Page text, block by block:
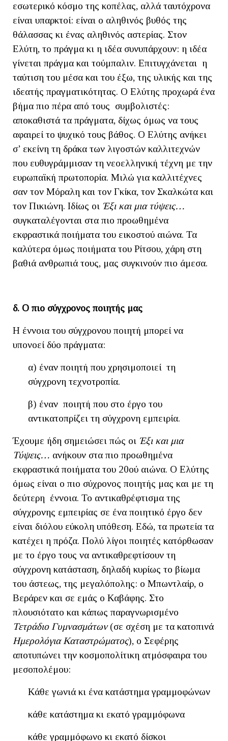
εσωτερικό κόσμο της κοπέλας, αλλά ταυτόχρονα
είναι υπαρκτοί: είναι ο αληθινός βυθός της
θάλασσας κι ένας αληθινός αστερίας. Στον
Ελύτη, το πράγμα κι η ιδέα συνυπάρχουν: η ιδέα
γίνεται πράγμα και τούμπαλιν. Επιτυγχάνεται η
ταύτιση του μέσα και του έξω, της υλικής και της
ιδεατής πραγματικότητας. Ο Ελύτης προχωρά ένα
βήμα πιο πέρα από τους συμβολιστές:
αποκαθιστά τα πράγματα, δίχως όμως να τους
αφαιρεί το ψυχικό τους βάθος. Ο Ελύτης ανήκει
σ’ εκείνη τη δράκα των λιγοστών καλλιτεχνών
που ευθυγράμμισαν τη νεοελληνική τέχνη με την
ευρωπαϊκή πρωτοπορία. Μιλώ για καλλιτέχνες
σαν τον Μόραλη και τον Γκίκα, τον Σκαλκώτα και
τον Πικιώνη. Ιδίως οι Έξι και μια τύψεις…
συγκαταλέγονται στα πιο προωθημένα
εκφραστικά ποιήματα του εικοστού αιώνα. Τα
καλύτερα όμως ποιήματα του Ρίτσου, χάρη στη
βαθιά ανθρωπιά τους, μας συγκινούν πιο άμεσα.
δ. Ο πιο σύγχρονος ποιητής μας
Η έννοια του σύγχρονου ποιητή μπορεί να
υπονοεί δύο πράγματα:
α) έναν ποιητή που χρησιμοποιεί τη
σύγχρονη τεχνοτροπία.
β) έναν ποιητή που στο έργο του
αντικατοπρίζει τη σύγχρονη εμπειρία.
Έχουμε ήδη σημειώσει πώς οι Έξι και μια
Τύψεις… ανήκουν στα πιο προωθημένα
εκφραστικά ποιήματα του 20ού αιώνα. Ο Ελύτης
όμως είναι ο πιο σύχρονος ποιητής μας και με τη
δεύτερη έννοια. Το αντικαθρέφτισμα της
σύγχρονης εμπειρίας σε ένα ποιητικό έργο δεν
είναι διόλου εύκολη υπόθεση. Εδώ, τα πρωτεία τα
κατέχει η πρόζα. Πολύ λίγοι ποιητές κατόρθωσαν
με το έργο τους να αντικαθρεφτίσουν τη
σύγχρονη κατάσταση, δηλαδή κυρίως το βίωμα
του άστεως, της μεγαλόπολης: ο Μπωντλαίρ, ο
Βεράρεν και σε εμάς ο Καβάφης. Στο
πλουσιότατο και κάπως παραγνωρισμένο
Τετράδιο Γυμνασμάτων(σε σχέση με τα κατοπινά
Ημερολόγια Καταστρώματος), ο Σεφέρης
αποτυπώνει την κοσμοπολίτικη ατμόσφαιρα του
μεσοπολέμου:
Κάθε γωνιά κι ένα κατάστημα γραμμοφώνων
κάθε κατάστημα κι εκατό γραμμόφωνα
κάθε γραμμόφωνο κι εκατό δίσκοι